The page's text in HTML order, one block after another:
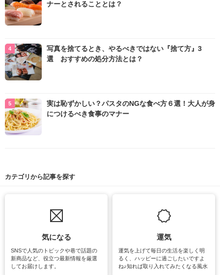
ナーとされることとは？
写真を捨てるとき、やるべきではない『捨て方』3
選 おすすめの処分方法とは？
実は恥ずかしい？パスタのNGな食べ方６選！大人が身
につけるべき食事のマナー
カテゴリから記事を探す
気になる
SNSで人気のトピックや巷で話題の
新商品など、役立つ最新情報を厳選
してお届けします。
運気
運気を上げて毎日の生活を楽しく明
るく、ハッピーに過ごしたいですよ
ね♪知れば取り入れてみたくなる風水